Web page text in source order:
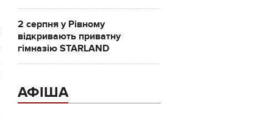
2 серпня у Рівному
відкривають приватну
гімназію STARLAND
АФІША